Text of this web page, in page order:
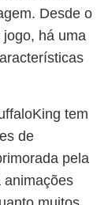
Desde o
há uma
tem
de
pela
animações